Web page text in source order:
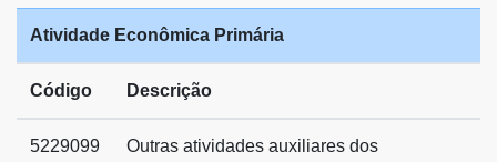
Atividade Econômica Primária
Código Descrição
5229099
Outras atividades auxiliares dos